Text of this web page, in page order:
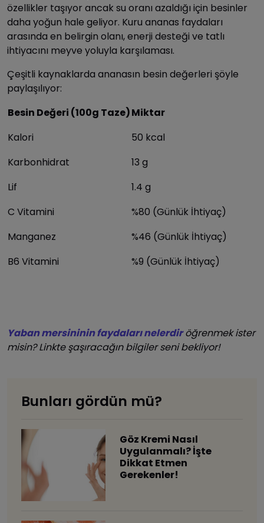
özellikler taşıyor ancak su oranı azaldığı için besinler
daha yoğun hale geliyor. Kuru ananas faydaları
arasında en belirgin olanı, enerji desteği ve tatlı
ihtiyacını meyve yoluyla karşılaması.
Çeşitli kaynaklarda ananasın besin değerleri şöyle
paylaşılıyor:
Besin Değeri (100g Taze)Miktar
Kalori
50 kcal
Karbonhidrat
13 g
Lif
1.4 g
C Vitamini
%80 (Günlük İhtiyaç)
Manganez
%46 (Günlük İhtiyaç)
B6 Vitamini
%9 (Günlük İhtiyaç)
Yaban mersininin faydaları nelerdiröğrenmek ister
misin? Linkte şaşıracağın bilgiler seni bekliyor!
Bunları gördün mü?
Göz Kremi Nasıl
Uygulanmalı? İşte
Dikkat Etmen
Gerekenler!